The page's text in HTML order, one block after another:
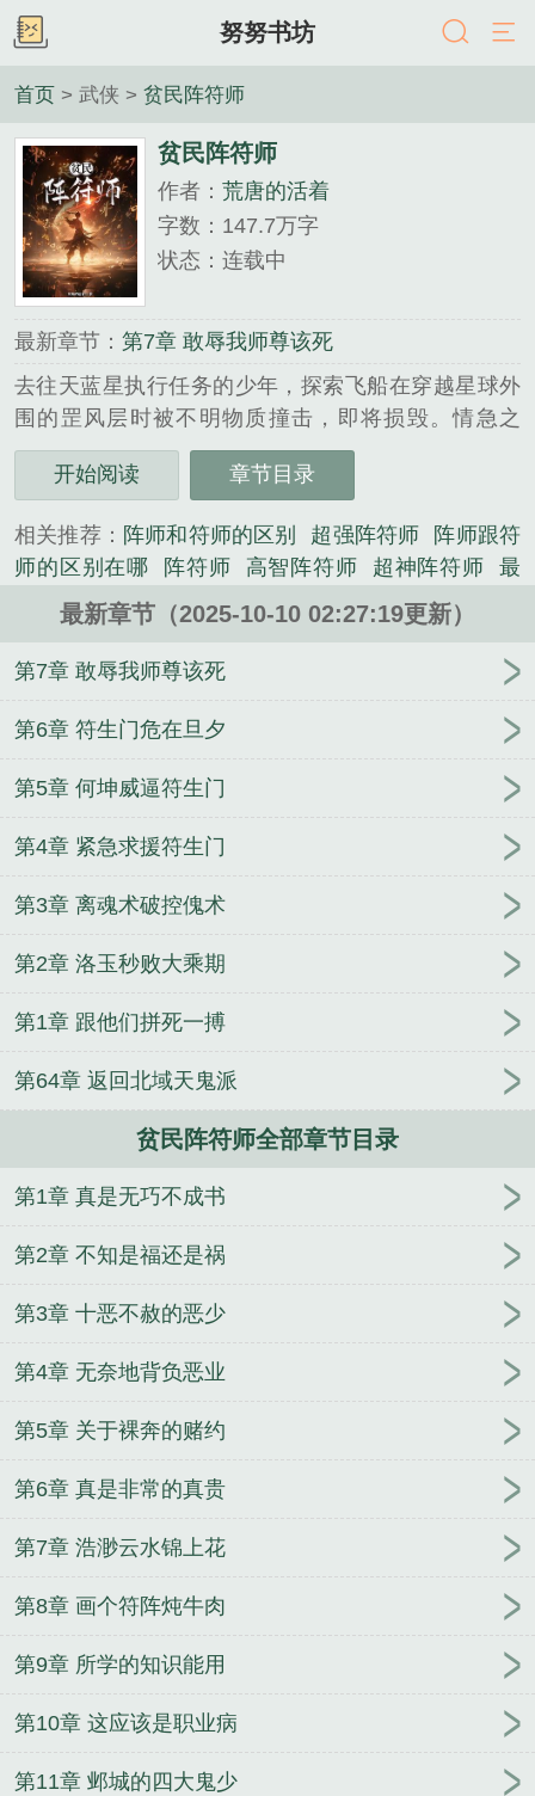
努努书坊
首页 > 武侠 > 贫民阵符师
贫民阵符师
作者： 荒唐的活着
字数：147.7万字
状态：连载中
最新章节： 第7章 敢辱我师尊该死
去往天蓝星执行任务的少年，探索飞船在穿越星球外
围的罡风层时被不明物质撞击，即将损毁。情急之
下，他采取紧急措施，以纳米魂血的形式，穿过罡风
层，投入天蓝星……...
说。
开始阅读 章节目录
相关推荐： 阵师和符师的区别 超强阵符师
阵师跟符
师的区别在哪
阵符师 高智阵符师 超神阵符师
最
强符阵师 最佳陪玩 良宸美瑾
放手！本宫要飞
随身地球副本 超神英雄传 【HP】紫
罗兰（np，bg） 某提线木偶的流浪传说
血神系统
超限店 鬼走阴 官途之平步青云
星际：
游之九州天途
最新章节（2025-10-10 02:27:19更新）
第7章 敢辱我师尊该死
第6章 符生门危在旦夕
第5章 何坤威逼符生门
第4章 紧急求援符生门
第3章 离魂术破控傀术
第2章 洛玉秒败大乘期
第1章 跟他们拼死一搏
第64章 返回北域天鬼派
贫民阵符师全部章节目录
第1章 真是无巧不成书
第2章 不知是福还是祸
第3章 十恶不赦的恶少
第4章 无奈地背负恶业
第5章 关于裸奔的赌约
第6章 真是非常的真贵
第7章 浩渺云水锦上花
第8章 画个符阵炖牛肉
第9章 所学的知识能用
第10章 这应该是职业病
第11章 邺城的四大鬼少